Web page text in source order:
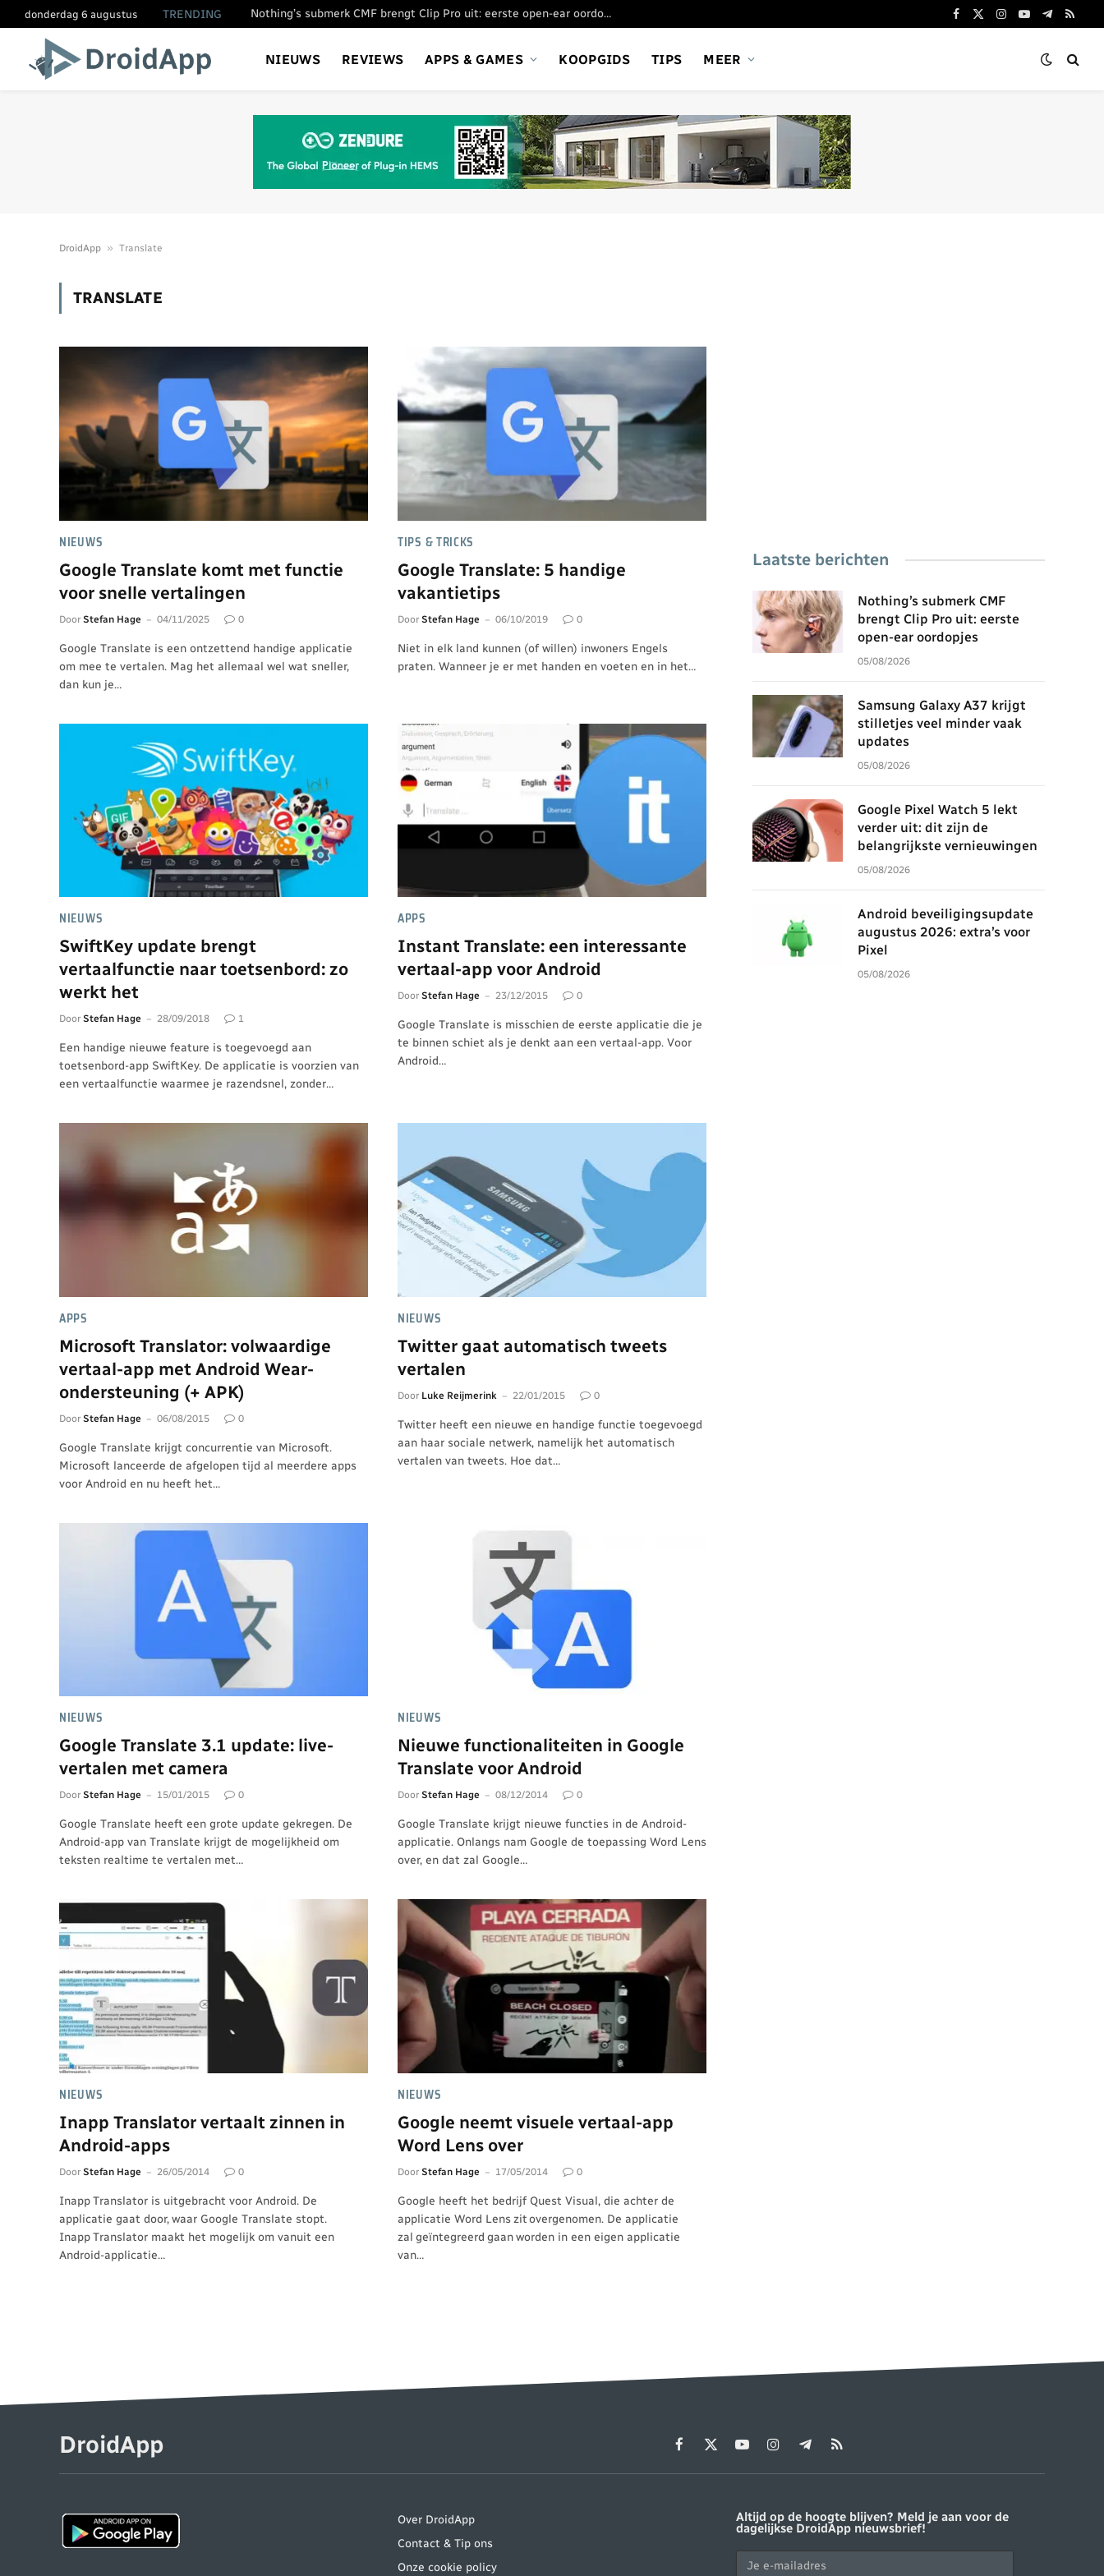
donderdag 6 augustus TRENDING Nothing’s submerk CMF brengt Clip Pro uit: eerste open-ear oordopjes
Facebook
X
Instagram
YouTube
Telegram
RSS
NIEUWS REVIEWS APPS & GAMES KOOPGIDS TIPS MEER
DroidApp » Translate
TRANSLATE
NIEUWS
Google Translate komt met functie
voor snelle vertalingen
Door Stefan Hage 04/11/2025 0
Google Translate is een ontzettend handige applicatie
om mee te vertalen. Mag het allemaal wel wat sneller,
dan kun je…
TIPS & TRICKS
Google Translate: 5 handige
vakantietips
Door Stefan Hage 06/10/2019 0
Niet in elk land kunnen (of willen) inwoners Engels
praten. Wanneer je er met handen en voeten en in het…
NIEUWS
SwiftKey update brengt
vertaalfunctie naar toetsenbord: zo
werkt het
Door Stefan Hage 28/09/2018 1
Een handige nieuwe feature is toegevoegd aan
toetsenbord-app SwiftKey. De applicatie is voorzien van
een vertaalfunctie waarmee je razendsnel, zonder…
APPS
Instant Translate: een interessante
vertaal-app voor Android
Door Stefan Hage 23/12/2015 0
Google Translate is misschien de eerste applicatie die je
te binnen schiet als je denkt aan een vertaal-app. Voor
Android…
APPS
Microsoft Translator: volwaardige
vertaal-app met Android Wear-
ondersteuning (+ APK)
Door Stefan Hage 06/08/2015 0
Google Translate krijgt concurrentie van Microsoft.
Microsoft lanceerde de afgelopen tijd al meerdere apps
voor Android en nu heeft het…
NIEUWS
Twitter gaat automatisch tweets
vertalen
Door Luke Reijmerink 22/01/2015 0
Twitter heeft een nieuwe en handige functie toegevoegd
aan haar sociale netwerk, namelijk het automatisch
vertalen van tweets. Hoe dat…
NIEUWS
Google Translate 3.1 update: live-
vertalen met camera
Door Stefan Hage 15/01/2015 0
Google Translate heeft een grote update gekregen. De
Android-app van Translate krijgt de mogelijkheid om
teksten realtime te vertalen met…
NIEUWS
Nieuwe functionaliteiten in Google
Translate voor Android
Door Stefan Hage 08/12/2014 0
Google Translate krijgt nieuwe functies in de Android-
applicatie. Onlangs nam Google de toepassing Word Lens
over, en dat zal Google…
NIEUWS
Inapp Translator vertaalt zinnen in
Android-apps
Door Stefan Hage 26/05/2014 0
Inapp Translator is uitgebracht voor Android. De
applicatie gaat door, waar Google Translate stopt.
Inapp Translator maakt het mogelijk om vanuit een
Android-applicatie…
NIEUWS
Google neemt visuele vertaal-app
Word Lens over
Door Stefan Hage 17/05/2014 0
Google heeft het bedrijf Quest Visual, die achter de
applicatie Word Lens zit overgenomen. De applicatie
zal geïntegreerd gaan worden in een eigen applicatie
van…
Laatste berichten
Nothing’s submerk CMF
brengt Clip Pro uit: eerste
open-ear oordopjes
05/08/2026
Samsung Galaxy A37 krijgt
stilletjes veel minder vaak
updates
05/08/2026
Google Pixel Watch 5 lekt
verder uit: dit zijn de
belangrijkste vernieuwingen
05/08/2026
Android beveiligingsupdate
augustus 2026: extra’s voor
Pixel
05/08/2026
DroidApp Facebook
X
YouTubeInstagramTelegram
RSS
Over DroidApp
Contact & Tip ons
Onze cookie policy
Altijd op de hoogte blijven? Meld je aan voor de
dagelijkse DroidApp nieuwsbrief!